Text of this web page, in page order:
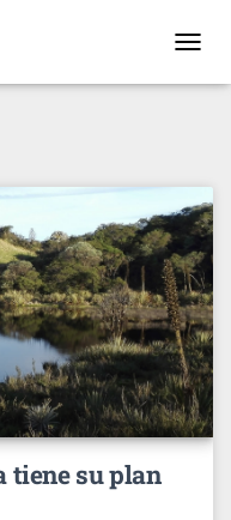
tiene su plan